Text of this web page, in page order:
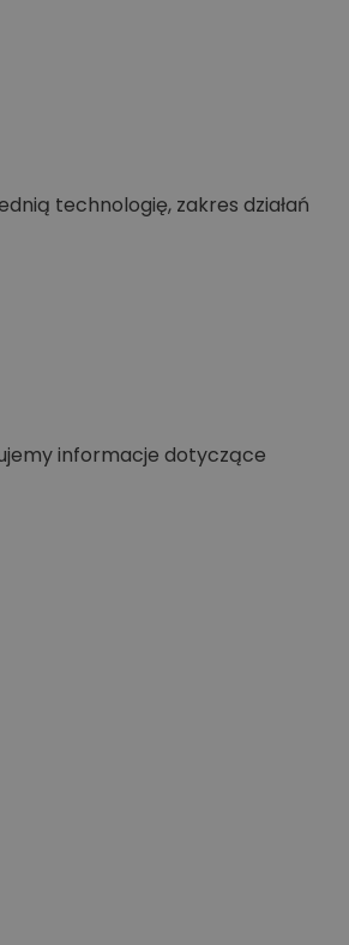
technologię, zakres działań
informacje dotyczące